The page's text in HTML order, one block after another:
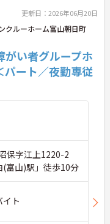
更新日：2026年06月20日
クルーホーム富山朝日町
がい者グループホ
パート／夜勤専従
保字江上1220-2
(富山)駅」徒歩10分
ト